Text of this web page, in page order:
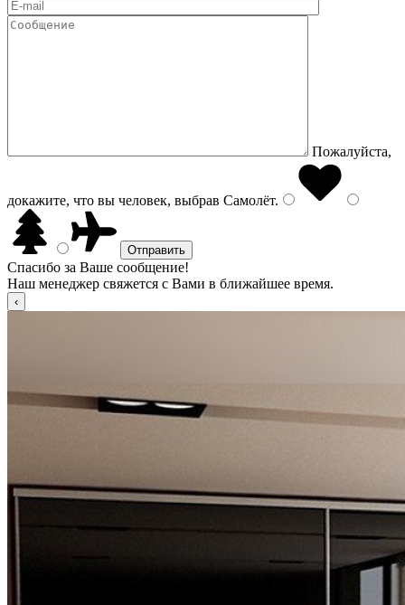
Пожалуйста,
докажите, что вы человек, выбрав Самолёт.
Спасибо за Ваше сообщение!
Наш менеджер свяжется с Вами в ближайшее время.